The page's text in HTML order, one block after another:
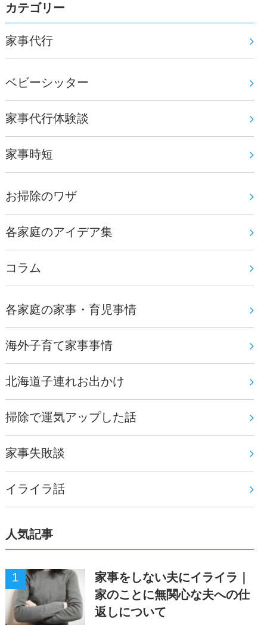
カテゴリー
家事代行
ベビーシッター
家事代行体験談
家事時短
お掃除のワザ
各家庭のアイデア集
コラム
各家庭の家事・育児事情
海外子育て家事事情
北海道子連れお出かけ
掃除で運気アップした話
家事失敗談
イライラ話
人気記事
家事をしない夫にイライラ｜
家のことに無関心な夫への仕
返しについて